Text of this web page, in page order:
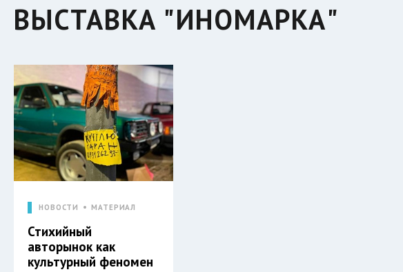
ВЫСТАВКА "ИНОМАРКА"
НОВОСТИ МАТЕРИАЛ
Стихийный
авторынок как
культурный феномен